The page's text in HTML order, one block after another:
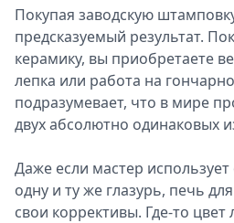
Покупая заводскую
предсказуемый результат.
керамику, вы приобретаете
лепка или работа на
подразумевает, что в мире
двух абсолютно одинаковых
Даже если мастер
одну и ту же глазурь, печь
свои коррективы. Где-то цвет